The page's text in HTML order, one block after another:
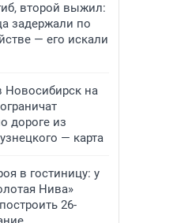
второй выжил:
задержали по
— его искали
Новосибирск на
дороге из
— карта
в гостиницу: у
Нива»
26-